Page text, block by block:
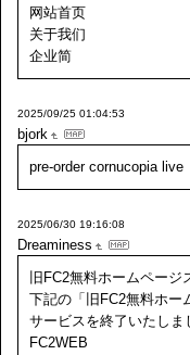
网站首页
关于我们
企业简
2025/09/25 01:04:53
bjork
pre-order cornucopia live
2025/06/30 19:16:08
Dreaminess
旧FC2無料ホームペー
下記の「旧FC2無料ホー
サービスを終了いたしま
FC2WEB